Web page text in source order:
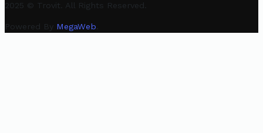
2025 © Trovit. All Rights Reserved.
Powered By MegaWeb